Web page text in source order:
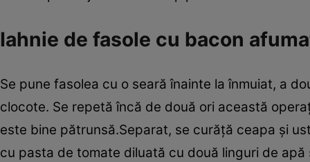
Iahnie de fasole cu bacon
Se pune fasolea cu o seară înainte la înmuiat, a
clocote. Se repetă încă de două ori această
este bine pătrunsă.Separat, se curăţă ceapa şi
cu pasta de tomate dilua­tă cu două linguri de